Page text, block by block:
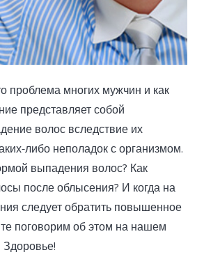
проблема многих мужчин и как
представляет собой
волос вследствие их
либо неполадок с организмом.
выпадения волос? Как
после облысения? И когда на
следует обратить повышенное
поговорим об этом на нашем